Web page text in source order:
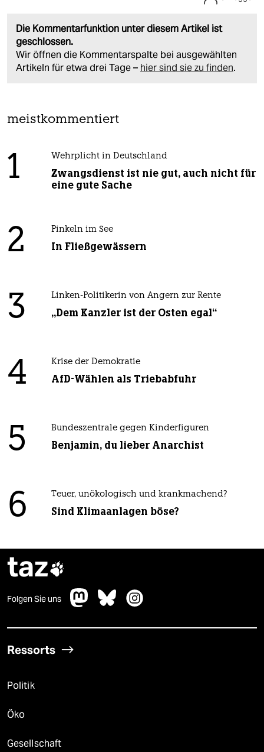
Die Kommentarfunktion unter diesem Artikel ist
geschlossen.
Wir öffnen die Kommentarspalte bei ausgewählten
Artikeln für etwa drei Tage – hier sind sie zu finden.
meistkommentiert
1 Wehrplicht in Deutschland
Zwangsdienst ist nie gut, auch nicht für
eine gute Sache
2 Pinkeln im See
In Fließgewässern
3 Linken-Politikerin von Angern zur Rente
„Dem Kanzler ist der Osten egal“
4 Krise der Demokratie
AfD-Wählen als Triebabfuhr
5 Bundeszentrale gegen Kinderfiguren
Benjamin, du lieber Anarchist
6 Teuer, unökologisch und krankmachend?
Sind Klimaanlagen böse?
taz
Folgen Sie uns
Ressorts
Politik
Öko
Gesellschaft